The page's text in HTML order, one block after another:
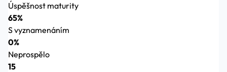
Úspěšnost maturity
65%
S vyznamenáním
0%
Neprospělo
15